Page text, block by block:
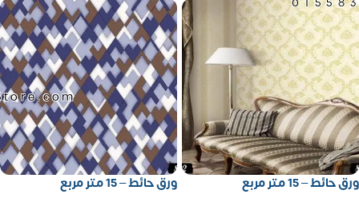
ورق حائط – 15 متر مربع
ورق حائط – 15 متر مربع